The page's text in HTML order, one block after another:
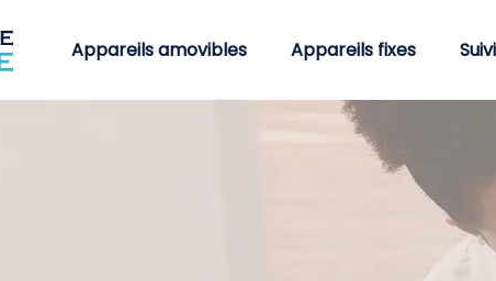
Appareils amovibles Appareils fixes